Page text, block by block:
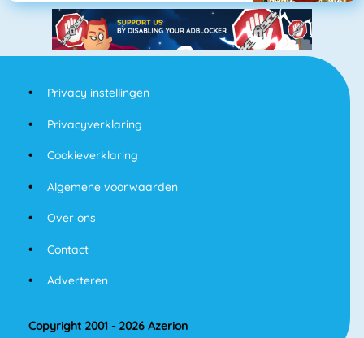
Privacy instellingen
Privacyverklaring
Cookieverklaring
Algemene voorwaarden
Over ons
Contact
Adverteren
Copyright 2001 - 2026 Azerion